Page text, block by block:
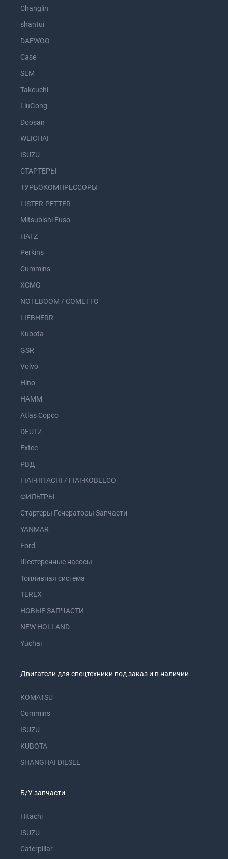
Changlin
shantui
DAEWOO
Case
SEM
Takeuchi
LiuGong
Doosan
WEICHAI
ISUZU
СТАРТЕРЫ
ТУРБОКОМПРЕССОРЫ
LISTER-PETTER
Mitsubishi Fuso
HATZ
Perkins
Cummins
XCMG
NOTEBOOM / COMETTO
LIEBHERR
Kubota
GSR
Volvo
Hino
HAMM
Atlas Copco
DEUTZ
Extec
РВД
FIAT-HITACHI / FIAT-KOBELCO
ФИЛЬТРЫ
Стартеры Генераторы Запчасти
YANMAR
Ford
Шестеренные насосы
Топливная система
TEREX
НОВЫЕ ЗАПЧАСТИ
NEW HOLLAND
Yuchai
Двигатели для спецтехники под заказ и в наличии
KOMATSU
Cummins
ISUZU
KUBOTA
SHANGHAI DIESEL
Б/У запчасти
Hitachi
ISUZU
Caterpillar